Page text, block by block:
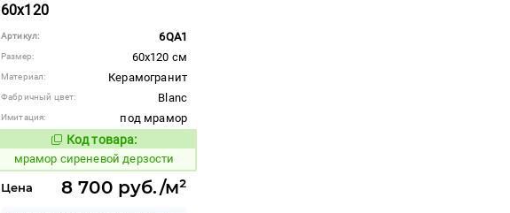
60x120
Артикул: 6QA1
Размер: 60x120 см
Материал: Керамогранит
Фабричный цвет: Blanc
Имитация:
под мрамор
Код товара:
1073270Код товара:
мрамор сиреневой дерзости
Цена 8 700 руб./м²